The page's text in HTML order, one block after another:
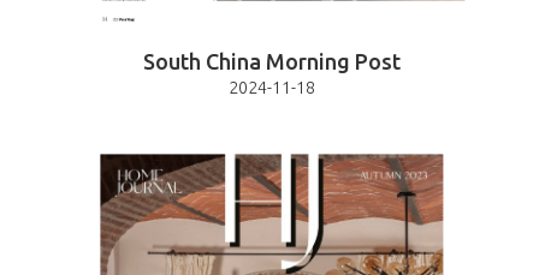
South China Morning Post
2024-11-18